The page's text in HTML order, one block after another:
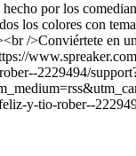
por los
los colores con
/>Conviértete en
2229494/
y-tio-rober--